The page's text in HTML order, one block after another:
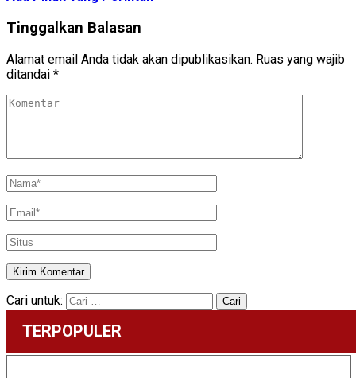
Tinggalkan Balasan
Alamat email Anda tidak akan dipublikasikan. Ruas yang wajib
ditandai *
Cari untuk:
TERPOPULER